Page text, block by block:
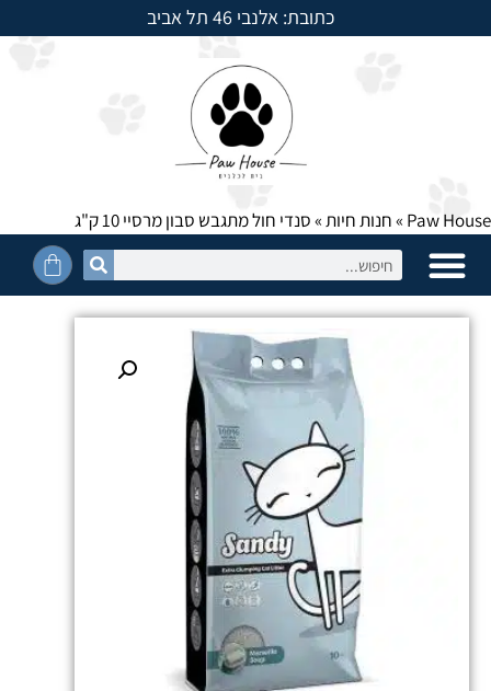
כתובת: אלנבי 46 תל אביב
למשלוחים חייגו: 054-5950525
Paw House
»חנות חיות»סנדי חול מתגבש סבון מרסיי 10 ק"ג